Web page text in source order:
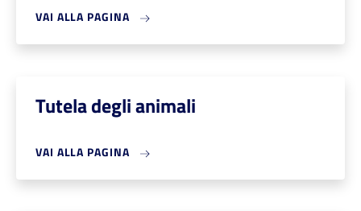
VAI ALLA PAGINA
Tutela degli animali
VAI ALLA PAGINA